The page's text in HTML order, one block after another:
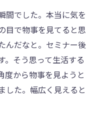
間でした。本当に気を
目で物事を見てると思
んだなと。セミナー後
。そう思って生活する
度から物事を見ようと
した。幅広く見えると